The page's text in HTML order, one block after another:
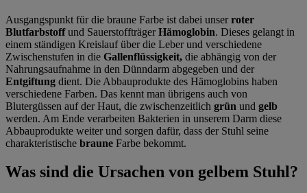
Ausgangspunkt für die braune Farbe ist dabei unserroter
Blutfarbstoffund SauerstoffträgerHämoglobin. Dieses gelangt in
einem ständigen Kreislauf über die Leber und verschiedene
Zwischenstufen in die Gallenflüssigkeit, die abhängig von der
Nahrungsaufnahme in den Dünndarm abgegeben und der
Entgiftung dient. Die Abbauprodukte des Hämoglobins haben
verschiedene Farben. Das kennt man übrigens auch von
Blutergüssen auf der Haut, die zwischenzeitlich grün und gelb
werden. Am Ende verarbeiten Bakterien in unserem Darm diese
Abbauprodukte weiter und sorgen dafür, dass der Stuhl seine
charakteristische braune Farbe bekommt.
Was sind die Ursachen von gelbem Stuhl?